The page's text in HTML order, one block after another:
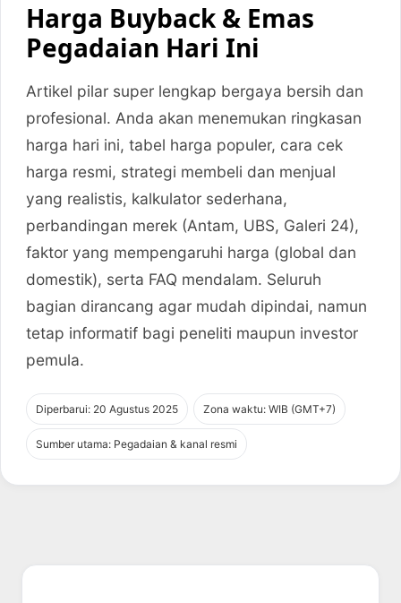
Harga Buyback & Emas
Pegadaian Hari Ini
Artikel pilar super lengkap bergaya bersih dan
profesional. Anda akan menemukan ringkasan
harga hari ini, tabel harga populer, cara cek
harga resmi, strategi membeli dan menjual
yang realistis, kalkulator sederhana,
perbandingan merek (Antam, UBS, Galeri 24),
faktor yang mempengaruhi harga (global dan
domestik), serta FAQ mendalam. Seluruh
bagian dirancang agar mudah dipindai, namun
tetap informatif bagi peneliti maupun investor
pemula.
Diperbarui: 20 Agustus 2025 Zona waktu: WIB (GMT+7)
Sumber utama: Pegadaian & kanal resmi